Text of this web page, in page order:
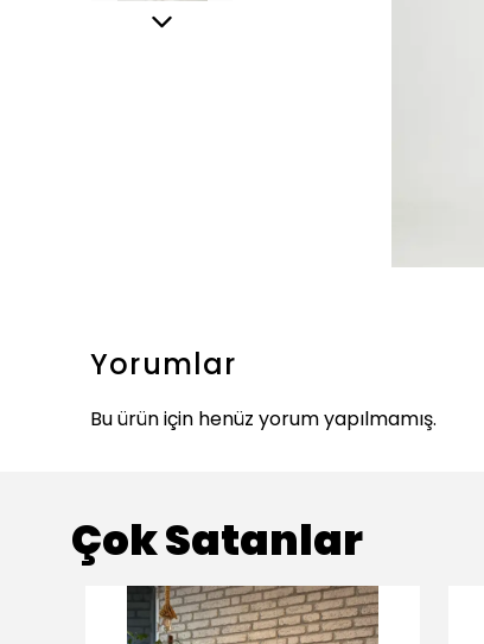
Yorumlar
Bu ürün için henüz yorum yapılmamış.
Çok Satanlar